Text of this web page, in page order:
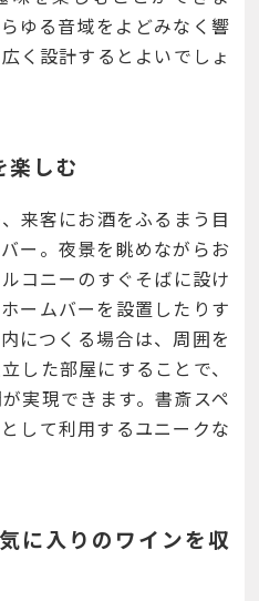
ゆる音域をよどみなく響
く設計するとよいでしょ
楽しむ
来客にお酒をふるまう目
ー。夜景を眺めながらお
コニーのすぐそばに設け
ームバーを設置したりす
につくる場合は、周囲を
した部屋にすることで、
実現できます。書斎スペ
して利用するユニークな
に入りのワインを収